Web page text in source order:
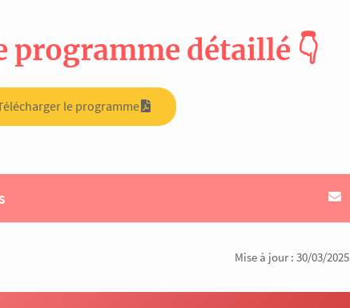
programme détaillé 👇
le programme
Mise à jour : 30/03/2025